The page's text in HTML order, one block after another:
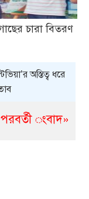
গাছের চারা বিতরণ
অস্তিত্ব ধরে
পরবর্তী ংবাদ»